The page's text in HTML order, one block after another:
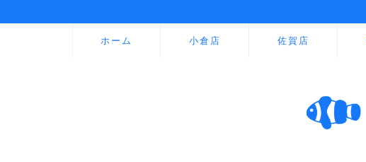
ホーム 小倉店 佐賀店